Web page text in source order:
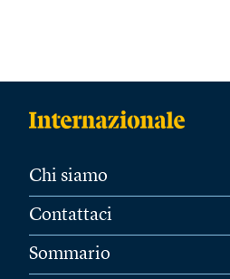
Chi siamo
Contattaci
Sommario